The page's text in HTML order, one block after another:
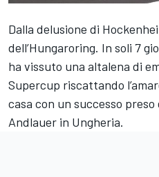
Dalla delusione di
dell’Hungaroring. In soli 7
ha vissuto una altalena di
Supercup riscattando
casa con un successo
Andlauer in Ungheria.